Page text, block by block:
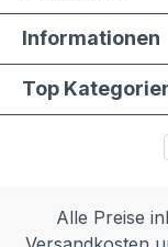
Informationen
Top
Alle Preise